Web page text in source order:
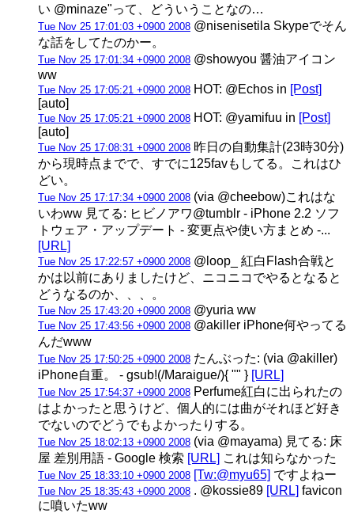
い @minaze"って、どういうことなの…
Tue Nov 25 17:01:03 +0900 2008 @nisenisetila Skypeでそん
な話をしてたのかー。
Tue Nov 25 17:01:34 +0900 2008 @showyou 醤油アイコン
ww
Tue Nov 25 17:05:21 +0900 2008 HOT: @Echos in [Post]
[auto]
Tue Nov 25 17:05:21 +0900 2008 HOT: @yamifuu in [Post]
[auto]
Tue Nov 25 17:08:31 +0900 2008 昨日の自動集計(23時30分)
から現時点までで、すでに125favもしてる。これはひ
どい。
Tue Nov 25 17:17:34 +0900 2008 (via @cheebow)これはな
いわww 見てる: ヒビノアワ@tumblr - iPhone 2.2 ソフ
トウェア・アップデート - 変更点や使い方まとめ -...
[URL]
Tue Nov 25 17:22:57 +0900 2008 @loop_ 紅白Flash合戦と
かは以前にありましたけど、ニコニコでやるとなると
どうなるのか、、、。
Tue Nov 25 17:43:20 +0900 2008 @yuria ww
Tue Nov 25 17:43:56 +0900 2008 @akiller iPhone何やってる
んだwww
Tue Nov 25 17:50:25 +0900 2008 たんぶった: (via @akiller)
iPhone自重。 - gsub!(/Maraigue/){ "" } [URL]
Tue Nov 25 17:54:37 +0900 2008 Perfume紅白に出られたの
はよかったと思うけど、個人的には曲がそれほど好き
でないのでどうでもよかったりする。
Tue Nov 25 18:02:13 +0900 2008 (via @mayama) 見てる: 床
屋 差別用語 - Google 検索 [URL] これは知らなかった
Tue Nov 25 18:33:10 +0900 2008 [Tw:@myu65] ですよねー
Tue Nov 25 18:35:43 +0900 2008 . @kossie89 [URL] favicon
に噴いたww